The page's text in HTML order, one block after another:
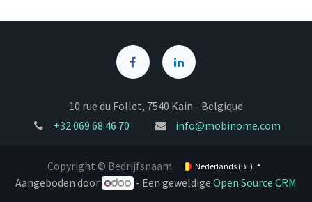
10 rue du Follet, 7540 Kain - Belgique
+32 069 68 46 70 info@mobinome.com
Copyright © Bedrijfsnaam Nederlands (BE)
Aangeboden door - Een geweldigeOpen Source CRM